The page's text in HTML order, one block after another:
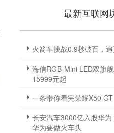
最新互联网
火箭车挑战0.9秒破百，
海信RGB-Mini LED双旗
15999元起
一条带你看完荣耀X50
长安汽车3000亿入股华为
华为要做火车头